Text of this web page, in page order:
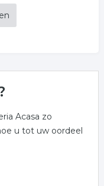
Acasa zo
u tot uw oordeel